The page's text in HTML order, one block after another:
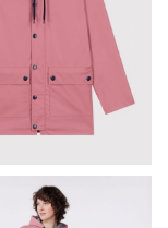
(hors promo)